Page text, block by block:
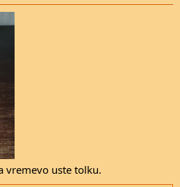
vremevo uste tolku.